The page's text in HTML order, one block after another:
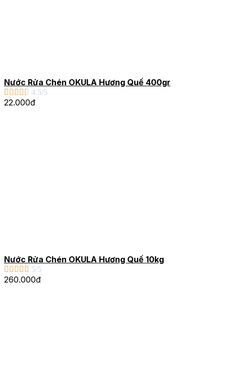
Nước Rửa Chén OKULA Hương Quế 400gr
     4.5/5
22.000đ
Nước Rửa Chén OKULA Hương Quế 10kg
     5/5
260.000đ